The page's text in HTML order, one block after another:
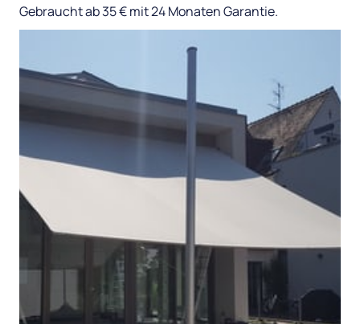
Gebraucht ab 35 € mit 24 Monaten Garantie.